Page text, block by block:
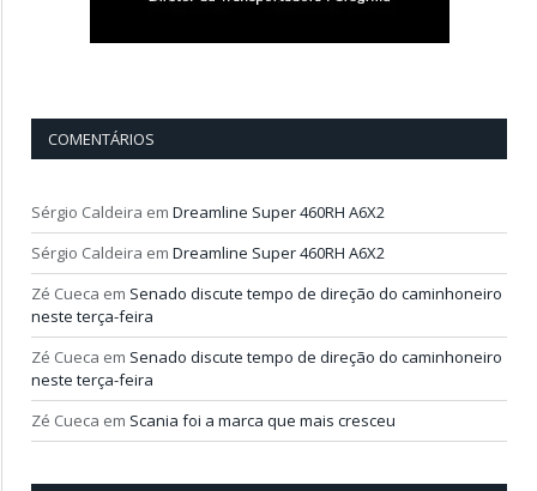
COMENTÁRIOS
Sérgio Caldeira em Dreamline Super 460RH A6X2
Sérgio Caldeira em Dreamline Super 460RH A6X2
Zé Cueca em Senado discute tempo de direção do caminhoneiro
neste terça-feira
Zé Cueca em Senado discute tempo de direção do caminhoneiro
neste terça-feira
Zé Cueca em Scania foi a marca que mais cresceu